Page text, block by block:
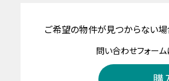
ご希望の物件が見つからない場合
問い合わせフォー